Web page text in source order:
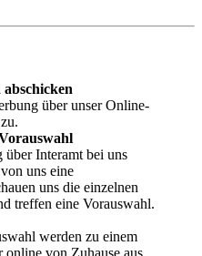
über unser Online-
Interamt bei uns
uns eine
uns die einzelnen
treffen eine Vorauswahl.
werden zu einem
online von Zuhause aus